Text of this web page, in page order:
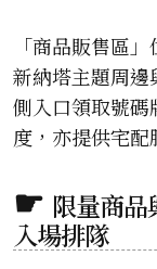
「商品販售區
新納塔主題周
側入口領取號
度，亦提供宅配
限量商
入場排隊